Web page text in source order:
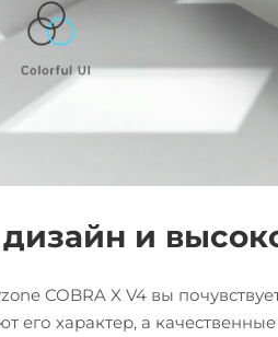
и
COBRA X V4 вы
его характер, а